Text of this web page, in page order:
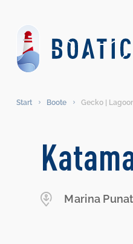
Start Boote Gecko |
Marina